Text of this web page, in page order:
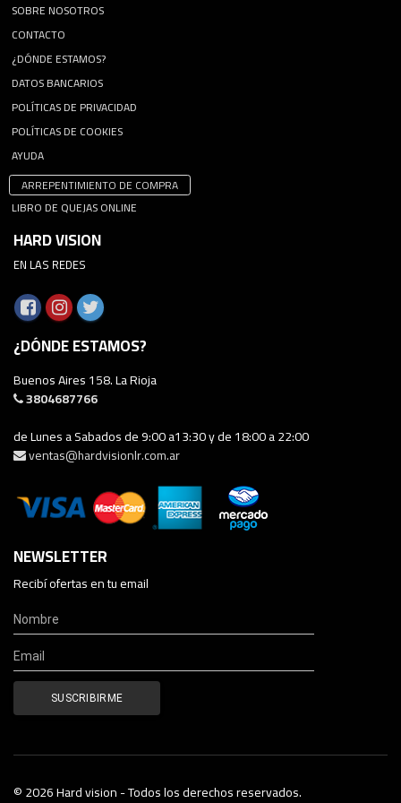
SOBRE NOSOTROS
CONTACTO
¿DÓNDE ESTAMOS?
DATOS BANCARIOS
POLÍTICAS DE PRIVACIDAD
POLÍTICAS DE COOKIES
AYUDA
ARREPENTIMIENTO DE COMPRA
LIBRO DE QUEJAS ONLINE
HARD VISION
EN LAS REDES
¿DÓNDE ESTAMOS?
Buenos Aires 158. La Rioja
3804687766
de Lunes a Sabados de 9:00 a13:30 y de 18:00 a 22:00
ventas@hardvisionlr.com.ar
NEWSLETTER
Recibí ofertas en tu email
© 2026 Hard vision - Todos los derechos reservados.